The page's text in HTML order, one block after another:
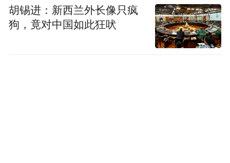
胡锡进：新西兰外长像只疯
狗，竟对中国如此狂吠